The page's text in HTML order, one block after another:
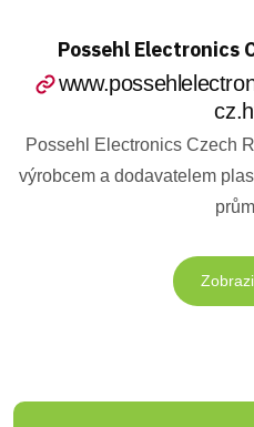
Possehl Electronics
Possehl Electronics Czech
výrobcem a dodavatelem